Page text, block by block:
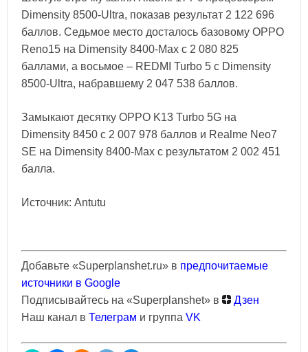
Dimensity 8500-Ultra, показав результат 2 122 696
баллов. Седьмое место досталось базовому OPPO
Reno15 на Dimensity 8400-Max с 2 080 825
баллами, а восьмое – REDMI Turbo 5 с Dimensity
8500-Ultra, набравшему 2 047 538 баллов.
Замыкают десятку OPPO K13 Turbo 5G на
Dimensity 8450 с 2 007 978 баллов и Realme Neo7
SE на Dimensity 8400-Max с результатом 2 002 451
балла.
Источник: Antutu
Добавьте «Superplanshet.ru» в предпочитаемые
источники в Google
Подписывайтесь на «Superplanshet» в
Дзен
Наш канал в Телеграм и группа VK